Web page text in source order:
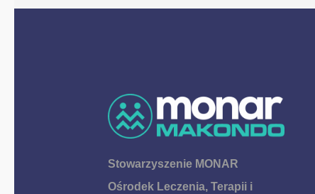
Stowarzyszenie MONAR
Ośrodek Leczenia, Terapii i